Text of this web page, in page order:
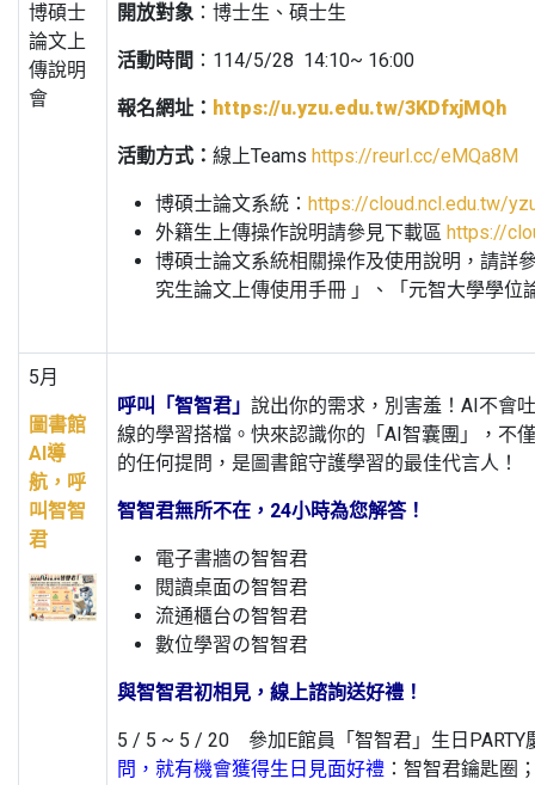
博碩士
論文上
傳說明
會
開放對象 ：博士生、碩士生
活動時間 ：114/5/28 14:10~ 16:00
報名網址： https://u.yzu.edu.tw/3KDfxjMQh
活動方式： 線上Teams https://reurl.cc/eMQa8M
博碩士論文系統： https://cloud.ncl.edu.tw/
外籍生上傳操作說明請參見下載區 https://
博碩士論文系統相關操作及使用說明，請詳
究生論文上傳使用手冊 」、「元智大學學位
5月
圖書館
AI導
航，呼
叫智智
君
呼叫「智智君」 說出你的需求，別害羞！AI不會
線的學習搭檔。快來認識你的「AI智囊團」，不
的任何提問，是圖書館守護學習的最佳代言人！
智智君無所不在，24小時為您解答！
電子書牆の智智君
閱讀桌面の智智君
流通櫃台の智智君
數位學習の智智君
與智智君初相見 ， 線上諮詢送好禮！
5 / 5 ~ 5 / 20 參加E館員「智智君」生日PARTY
問，就有機會獲得生日見面好禮 ：智智君鑰匙圈